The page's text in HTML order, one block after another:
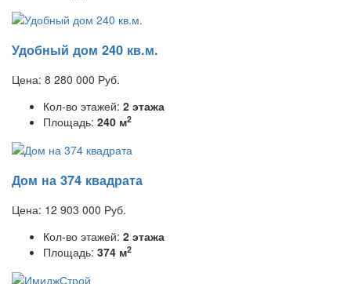
Удобный дом 240 кв.м.
Цена: 8 280 000 Руб.
Кол-во этажей: 2 этажа
Площадь: 240 м2
Дом на 374 квадрата
Цена: 12 903 000 Руб.
Кол-во этажей: 2 этажа
Площадь: 374 м2